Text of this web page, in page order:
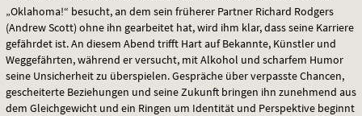
„Oklahoma!“ besucht, an dem sein früherer Partner Richard Rodgers
(Andrew Scott) ohne ihn gearbeitet hat, wird ihm klar, dass seine Karriere
gefährdet ist. An diesem Abend trifft Hart auf Bekannte, Künstler und
Weggefährten, während er versucht, mit Alkohol und scharfem Humor
seine Unsicherheit zu überspielen. Gespräche über verpasste Chancen,
gescheiterte Beziehungen und seine Zukunft bringen ihn zunehmend aus
dem Gleichgewicht und ein Ringen um Identität und Perspektive beginnt